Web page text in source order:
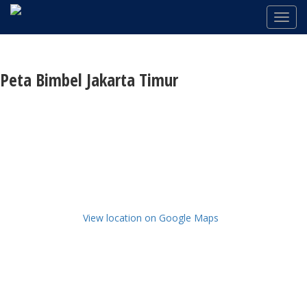
Peta Bimbel Jakarta Timur
View location on Google Maps